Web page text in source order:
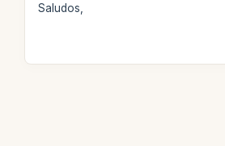
Saludos,